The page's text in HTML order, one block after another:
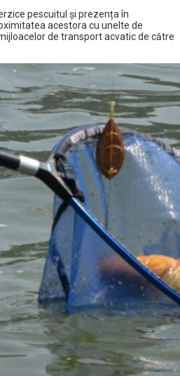
pescuitul și prezența în
acestora cu unelte de
de transport acvatic de către